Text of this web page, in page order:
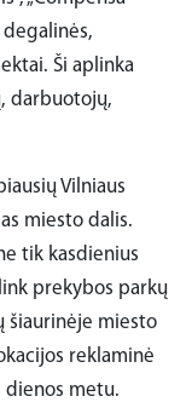
degalinės,
Ši aplinka
darbuotojų,
Vilniaus
miesto dalis.
tik kasdienius
prekybos parkų
šiaurinėje miesto
reklaminė
dienos metu.